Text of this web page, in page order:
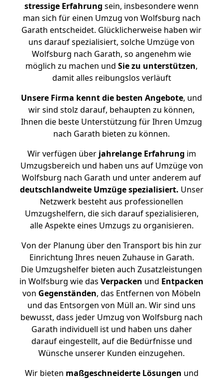
stressige Erfahrung sein, insbesondere wenn
man sich für einen Umzug von Wolfsburg nach
Garath entscheidet. Glücklicherweise haben wir
uns darauf spezialisiert, solche Umzüge von
Wolfsburg nach Garath, so angenehm wie
möglich zu machen und Sie zu unterstützen,
damit alles reibungslos verläuft
Unsere Firma kennt die besten Angebote, und
wir sind stolz darauf, behaupten zu können,
Ihnen die beste Unterstützung für Ihren Umzug
nach Garath bieten zu können.
Wir verfügen überjahrelange Erfahrung im
Umzugsbereich und haben uns auf Umzüge von
Wolfsburg nach Garath und unter anderem auf
deutschlandweite Umzüge spezialisiert. Unser
Netzwerk besteht aus professionellen
Umzugshelfern, die sich darauf spezialisieren,
alle Aspekte eines Umzugs zu organisieren.
Von der Planung über den Transport bis hin zur
Einrichtung Ihres neuen Zuhause in Garath.
Die Umzugshelfer bieten auch Zusatzleistungen
in Wolfsburg wie das Verpacken und Entpacken
von Gegenständen, das Entfernen von Möbeln
und das Entsorgen von Müll an. Wir sind uns
bewusst, dass jeder Umzug von Wolfsburg nach
Garath individuell ist und haben uns daher
darauf eingestellt, auf die Bedürfnisse und
Wünsche unserer Kunden einzugehen.
Wir bieten maßgeschneiderte Lösungen und